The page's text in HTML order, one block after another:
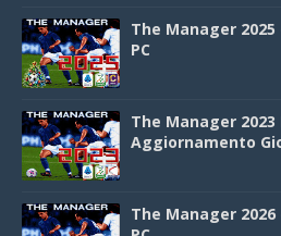
The Manager
PC
The Manager
Aggiornamento
The Manager